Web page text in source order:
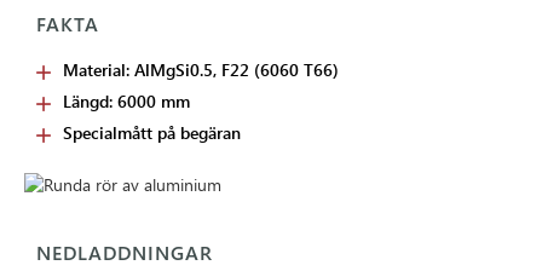
FAKTA
Material: AlMgSi0.5, F22 (6060 T66)
Längd: 6000 mm
Specialmått på begäran
NEDLADDNINGAR